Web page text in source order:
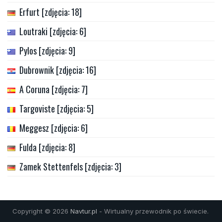
Erfurt [zdjęcia: 18]
Loutraki [zdjęcia: 6]
Pylos [zdjęcia: 9]
Dubrownik [zdjęcia: 16]
A Coruna [zdjęcia: 7]
Targoviste [zdjęcia: 5]
Meggesz [zdjęcia: 6]
Fulda [zdjęcia: 8]
Zamek Stettenfels [zdjęcia: 3]
Copyright © 2026 Navtur.pl - Wirtualny przewodnik po świecie.